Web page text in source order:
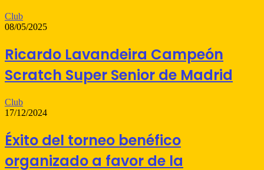
Club
08/05/2025
Ricardo Lavandeira Campeón
Scratch Super Senior de Madrid
Club
17/12/2024
Éxito del torneo benéfico
organizado a favor de la